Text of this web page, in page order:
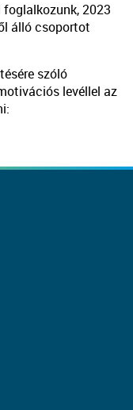
2023
álló csoportot
szóló
levéllel az